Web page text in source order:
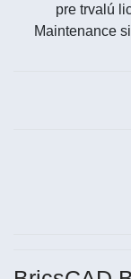
pre trvalú
Maintenance